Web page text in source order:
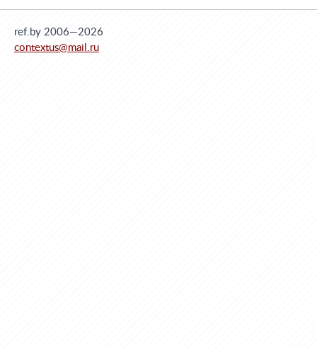
ref.by 2006—2026
contextus@mail.ru